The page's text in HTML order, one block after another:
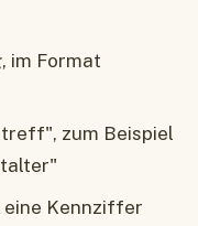
im Format
zum Beispiel
eine Kennziffer